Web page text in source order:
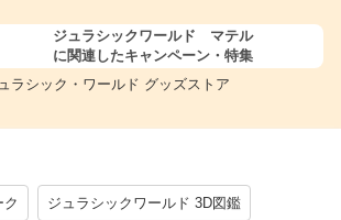
ジュラシックワールド マテル
に関連したキャンペーン・特集
ラシック・ワールド グッズストア
ジュラシックワールド 3D図鑑